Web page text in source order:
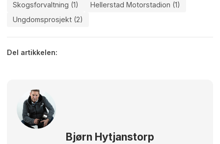
Skogsforvaltning (1)
Hellerstad Motorstadion (1)
Ungdomsprosjekt (2)
Del artikkelen:
Bjørn Hytjanstorp